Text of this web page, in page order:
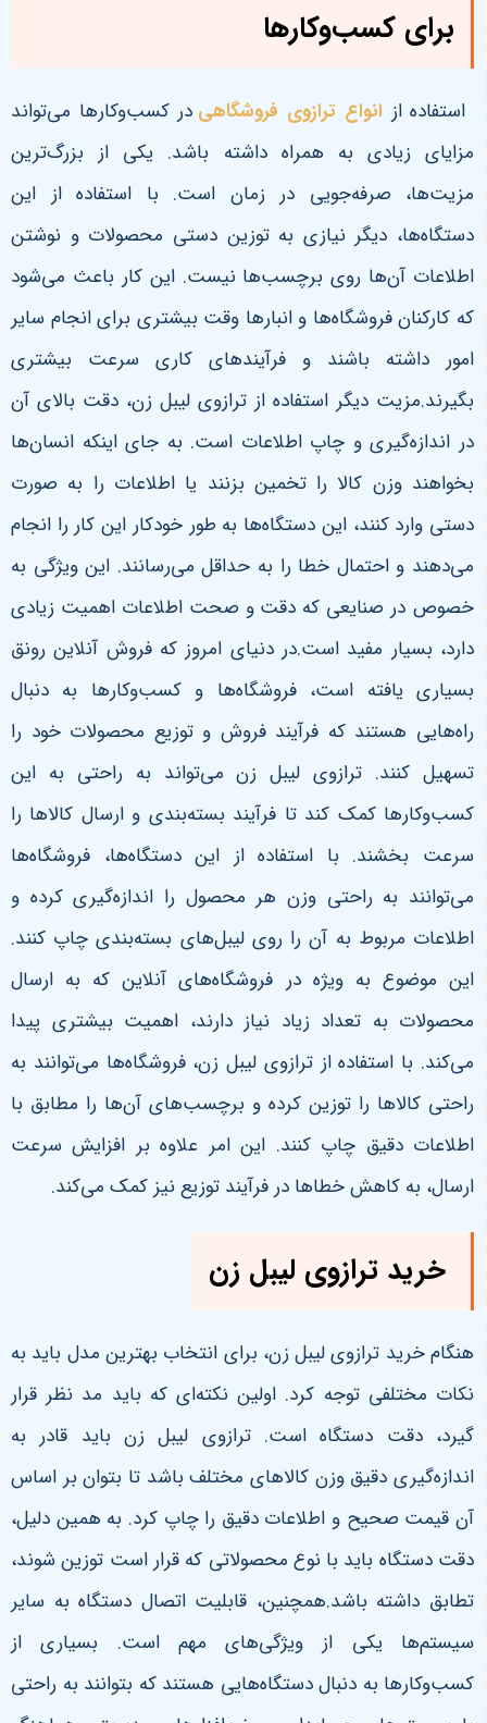
برای کسب‌وکارها
استفاده از انواع ترازوی فروشگاهی در کسب‌وکارها می‌تواند
مزایای زیادی به همراه داشته باشد. یکی از بزرگ‌ترین
مزیت‌ها، صرفه‌جویی در زمان است. با استفاده از این
دستگاه‌ها، دیگر نیازی به توزین دستی محصولات و نوشتن
اطلاعات آن‌ها روی برچسب‌ها نیست. این کار باعث می‌شود
که کارکنان فروشگاه‌ها و انبارها وقت بیشتری برای انجام سایر
امور داشته باشند و فرآیندهای کاری سرعت بیشتری
بگیرند.مزیت دیگر استفاده از ترازوی لیبل زن، دقت بالای آن
در اندازه‌گیری و چاپ اطلاعات است. به جای اینکه انسان‌ها
بخواهند وزن کالا را تخمین بزنند یا اطلاعات را به صورت
دستی وارد کنند، این دستگاه‌ها به طور خودکار این کار را انجام
می‌دهند و احتمال خطا را به حداقل می‌رسانند. این ویژگی به
خصوص در صنایعی که دقت و صحت اطلاعات اهمیت زیادی
دارد، بسیار مفید است.در دنیای امروز که فروش آنلاین رونق
بسیاری یافته است، فروشگاه‌ها و کسب‌وکارها به دنبال
راه‌هایی هستند که فرآیند فروش و توزیع محصولات خود را
تسهیل کنند. ترازوی لیبل زن می‌تواند به راحتی به این
کسب‌وکارها کمک کند تا فرآیند بسته‌بندی و ارسال کالاها را
سرعت بخشند. با استفاده از این دستگاه‌ها، فروشگاه‌ها
می‌توانند به راحتی وزن هر محصول را اندازه‌گیری کرده و
اطلاعات مربوط به آن را روی لیبل‌های بسته‌بندی چاپ کنند.
این موضوع به ویژه در فروشگاه‌های آنلاین که به ارسال
محصولات به تعداد زیاد نیاز دارند، اهمیت بیشتری پیدا
می‌کند. با استفاده از ترازوی لیبل زن، فروشگاه‌ها می‌توانند به
راحتی کالاها را توزین کرده و برچسب‌های آن‌ها را مطابق با
اطلاعات دقیق چاپ کنند. این امر علاوه بر افزایش سرعت
ارسال، به کاهش خطاها در فرآیند توزیع نیز کمک می‌کند.
خرید ترازوی لیبل زن
هنگام خرید ترازوی لیبل زن، برای انتخاب بهترین مدل باید به
نکات مختلفی توجه کرد. اولین نکته‌ای که باید مد نظر قرار
گیرد، دقت دستگاه است. ترازوی لیبل زن باید قادر به
اندازه‌گیری دقیق وزن کالاهای مختلف باشد تا بتوان بر اساس
آن قیمت صحیح و اطلاعات دقیق را چاپ کرد. به همین دلیل،
دقت دستگاه باید با نوع محصولاتی که قرار است توزین شوند،
تطابق داشته باشد.همچنین، قابلیت اتصال دستگاه به سایر
سیستم‌ها یکی از ویژگی‌های مهم است. بسیاری از
کسب‌وکارها به دنبال دستگاه‌هایی هستند که بتوانند به راحتی